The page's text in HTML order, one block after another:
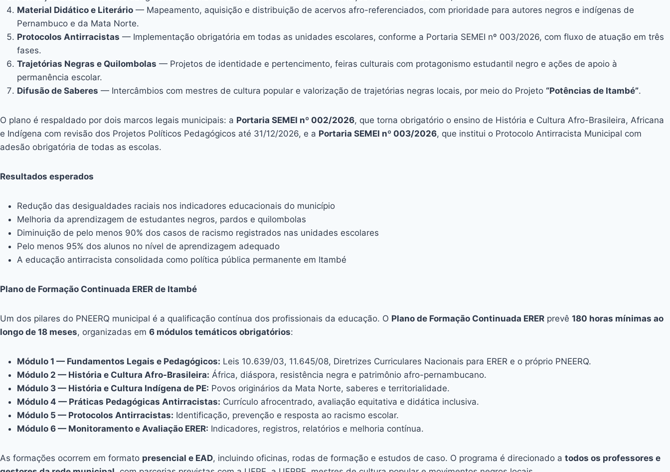
Material Didático e Literário — Mapeamento, aquisição e distribuição de acervos afro-referenciados, com prioridade para autores negros e indígenas de
Pernambuco e da Mata Norte.
Protocolos Antirracistas — Implementação obrigatória em todas as unidades escolares, conforme a Portaria SEMEI nº 003/2026, com fluxo de atuação em três
fases.
Trajetórias Negras e Quilombolas — Projetos de identidade e pertencimento, feiras culturais com protagonismo estudantil negro e ações de apoio à
permanência escolar.
Difusão de Saberes — Intercâmbios com mestres de cultura popular e valorização de trajetórias negras locais, por meio do Projeto “Potências de Itambé”.
O plano é respaldado por dois marcos legais municipais: a Portaria SEMEI nº 002/2026, que torna obrigatório o ensino de História e Cultura Afro-Brasileira, Africana
e Indígena com revisão dos Projetos Políticos Pedagógicos até 31/12/2026, e a Portaria SEMEI nº 003/2026, que institui o Protocolo Antirracista Municipal com
adesão obrigatória de todas as escolas.
Resultados esperados
Redução das desigualdades raciais nos indicadores educacionais do município
Melhoria da aprendizagem de estudantes negros, pardos e quilombolas
Diminuição de pelo menos 90% dos casos de racismo registrados nas unidades escolares
Pelo menos 95% dos alunos no nível de aprendizagem adequado
A educação antirracista consolidada como política pública permanente em Itambé
Plano de Formação Continuada ERER de Itambé
Um dos pilares do PNEERQ municipal é a qualificação contínua dos profissionais da educação. O Plano de Formação Continuada ERER prevê 180 horas mínimas ao
longo de 18 meses, organizadas em 6 módulos temáticos obrigatórios:
Módulo 1 — Fundamentos Legais e Pedagógicos: Leis 10.639/03, 11.645/08, Diretrizes Curriculares Nacionais para ERER e o próprio PNEERQ.
Módulo 2 — História e Cultura Afro-Brasileira: África, diáspora, resistência negra e patrimônio afro-pernambucano.
Módulo 3 — História e Cultura Indígena de PE: Povos originários da Mata Norte, saberes e territorialidade.
Módulo 4 — Práticas Pedagógicas Antirracistas: Currículo afrocentrado, avaliação equitativa e didática inclusiva.
Módulo 5 — Protocolos Antirracistas: Identificação, prevenção e resposta ao racismo escolar.
Módulo 6 — Monitoramento e Avaliação ERER: Indicadores, registros, relatórios e melhoria contínua.
As formações ocorrem em formato presencial e EAD, incluindo oficinas, rodas de formação e estudos de caso. O programa é direcionado a todos os professores e